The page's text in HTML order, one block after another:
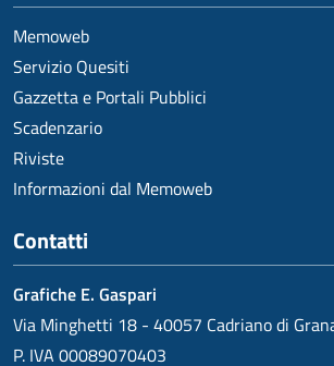
Memoweb
Servizio Quesiti
Gazzetta e Portali Pubblici
Scadenzario
Riviste
Informazioni dal Memoweb
Contatti
Grafiche E. Gaspari
Via Minghetti 18 - 40057 Cadriano di
P. IVA 00089070403